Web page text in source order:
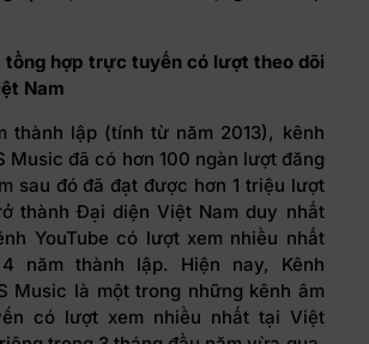
tổng hợp trực tuyến có lượt theo dõi
Nam
thành lập (tính từ năm 2013), kênh
Music đã có hơn 100 ngàn lượt đăng
sau đó đã đạt được hơn 1 triệu lượt
thành Đại diện Việt Nam duy nhất
YouTube có lượt xem nhiều nhất
năm thành lập. Hiện nay, Kênh
Music là một trong những kênh âm
có lượt xem nhiều nhất tại Việt